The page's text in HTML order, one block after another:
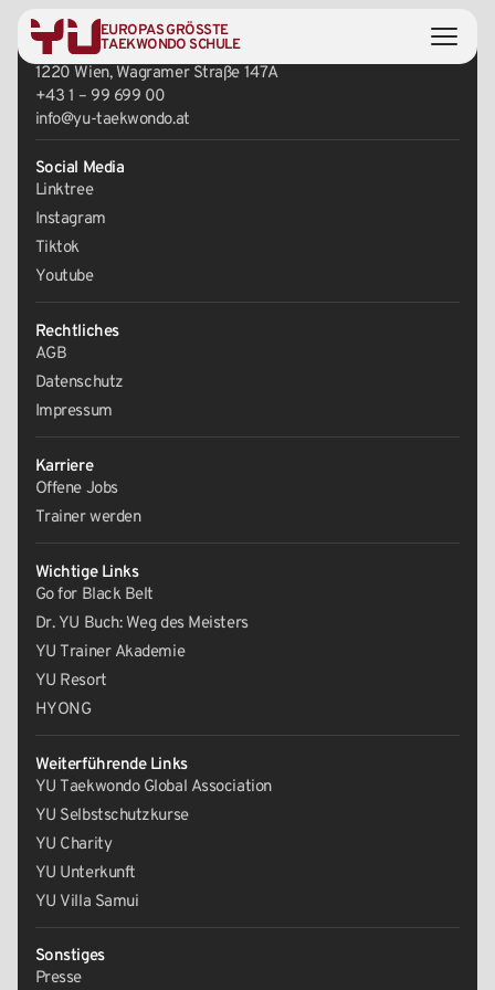
EUROPAS GRÖSSTE
TAEKWONDO SCHULE
Zentrale
1220 Wien, Wagramer Straße 147A
+43 1 – 99 699 00
info@yu-taekwondo.at
Social Media
Linktree
Instagram
Tiktok
Youtube
Rechtliches
AGB
Datenschutz
Impressum
Karriere
Offene Jobs
Trainer werden
Wichtige Links
Go for Black Belt
Dr. YU Buch: Weg des Meisters
YU Trainer Akademie
YU Resort
HYONG
Weiterführende Links
YU Taekwondo Global Association
YU Selbstschutzkurse
YU Charity
YU Unterkunft
YU Villa Samui
Sonstiges
Presse